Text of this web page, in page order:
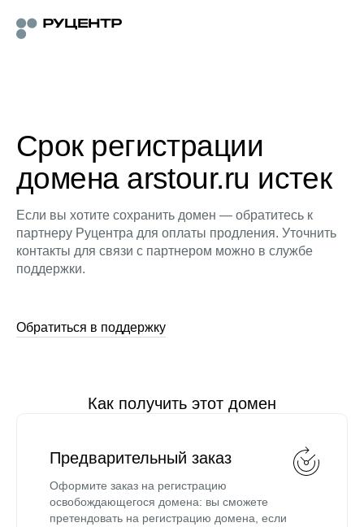
Срок регистрации
домена arstour.ru истек
Если вы хотите сохранить домен — обратитесь к
партнеру Руцентра для оплаты продления. Уточнить
контакты для связи с партнером можно в службе
поддержки.
Обратиться в поддержку
Как получить этот домен
Предварительный заказ
Оформите заказ на регистрацию
освобождающегося домена: вы сможете
претендовать на регистрацию домена, если